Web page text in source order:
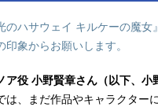
ハサウェイ キルケーの魔女
印象からお願いします。
ア役 小野賢章さん（以下、小
は、まだ作品やキャラクター